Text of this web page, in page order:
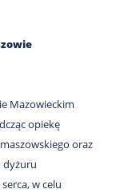
Mazowieckim
opiekę
oraz
dyżuru
w celu